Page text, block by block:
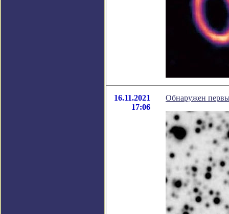
16.11.2021
17:06
Обнаружен